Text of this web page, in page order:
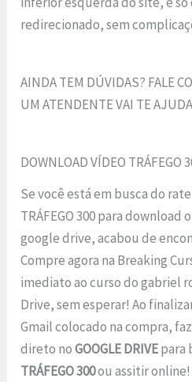
redirecionado, sem
AINDA TEM DÚVIDAS? FALE
UM ATENDENTE VAI TE
DOWNLOAD VÍDEO TRÁFEGO
Se você está em busca do
TRÁFEGO 300 para download
google drive, acabou de
Compre agora na Breaking
imediato ao curso do gabriel
Drive, sem esperar! Ao
Gmail colocado na compra,
direto noGOOGLE DRIVEpara
TRÁFEGO 300ou assitir